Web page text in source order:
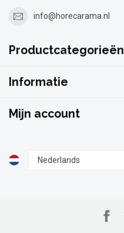
info@horecarama.nl
Productcategorieën
Informatie
Mijn account